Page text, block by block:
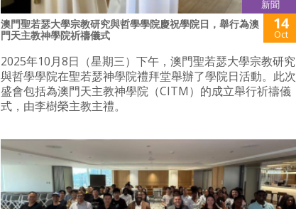
新聞
澳門聖若瑟大學宗教研究與哲學學院慶祝學院日，舉行為​澳
門天主教神學院祈禱儀式
14
Oct
2025年10月8日（星期三）下午，澳門聖若瑟大學宗教研究
與哲學學院在聖若瑟神學院禮拜堂舉辦了學院日活動。此次
盛會包括為澳門天主教神學院（CITM）的成立舉行祈禱儀
式，由李樹榮主教主禮。